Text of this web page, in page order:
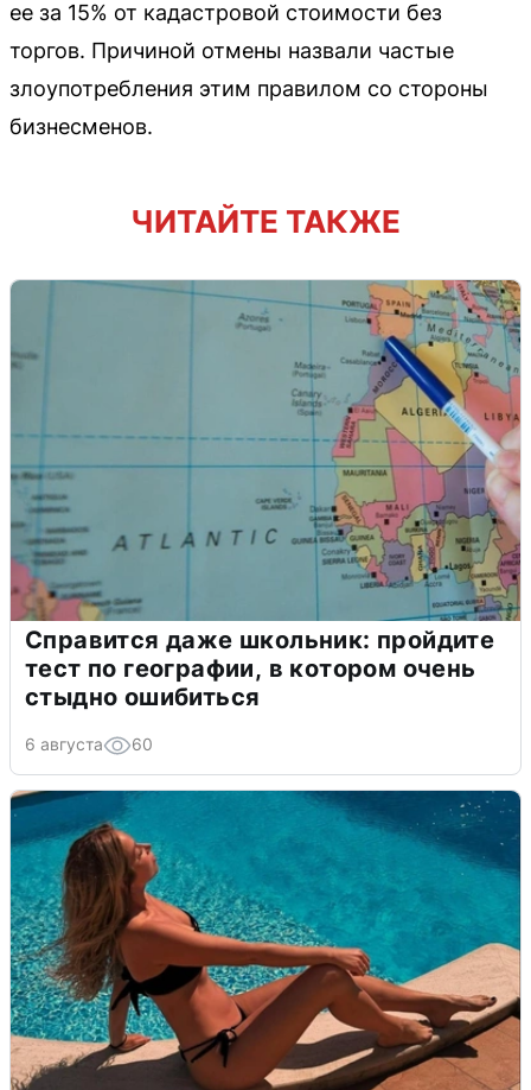
ее за 15% от кадастровой стоимости без
торгов. Причиной отмены назвали частые
злоупотребления этим правилом со стороны
бизнесменов.
ЧИТАЙТЕ ТАКЖЕ
Справится даже школьник: пройдите
тест по географии, в котором очень
стыдно ошибиться
6 августа 60